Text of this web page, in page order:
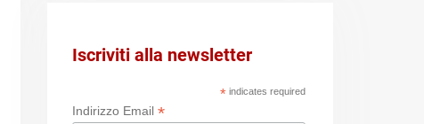
Iscriviti alla newsletter
* indicates required
Indirizzo Email*